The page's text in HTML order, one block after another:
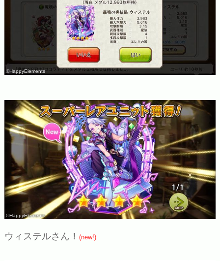
©HappyElements
©HappyElements
ウィステルさん！ (new!)